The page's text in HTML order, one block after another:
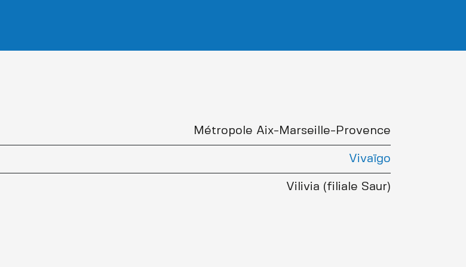
Métropole Aix-Marseille-Provence
Vivaïgo
Vilivia (filiale Saur)